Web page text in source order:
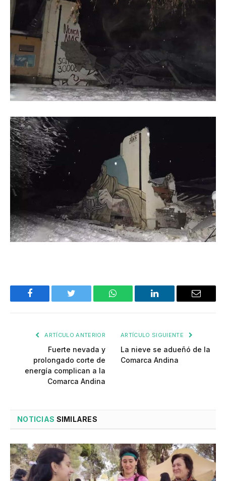
Facebook Twitter WhatsApp LinkedIn Email
ARTÍCULO ANTERIOR
Fuerte nevada y
prolongado corte de
energía complican a la
Comarca Andina
ARTÍCULO SIGUIENTE
La nieve se adueñó de la
Comarca Andina
NOTICIAS SIMILARES